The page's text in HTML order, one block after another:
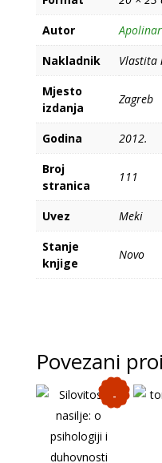
Autor
Nakladnik
Vlastita
Mjesto
izdanja
Zagreb
Godina
2012.
Broj
stranica
111
Uvez
Meki
Stanje
knjige
Novo
Povezani
-